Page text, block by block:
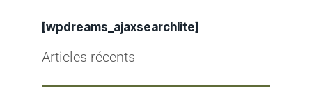
[wpdreams_ajaxsearchlite]
Articles récents